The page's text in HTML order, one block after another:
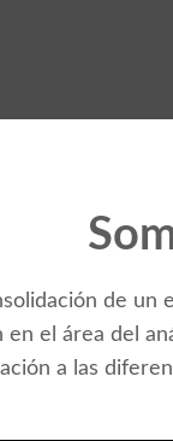
de un
el área del
a las